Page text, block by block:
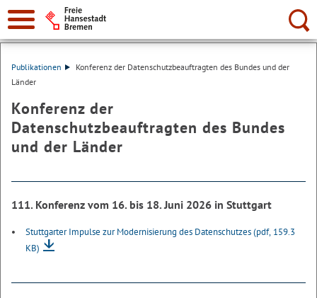
Suche:
Publikationen
Konferenz der Datenschutzbeauftragten des Bundes und der
Länder
Konferenz der
Datenschutzbeauftragten des Bundes
und der Länder
111. Konferenz vom 16. bis 18. Juni 2026 in Stuttgart
Stuttgarter Impulse zur Modernisierung des Datenschutzes(pdf, 159.3
KB)